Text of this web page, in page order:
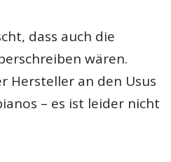
dass auch die
wären.
Hersteller an den Usus
– es ist leider nicht